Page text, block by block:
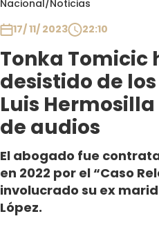
Nacional/Noticias
17/ 11/ 2023
22:10
Tonka Tomicic
desistido de
Luis
de audios
El abogado fue
en 2022 por el “Caso
involucrado su ex
López.
Club De La Comedia
Contigo en Directo
Plan Perfecto
El Tiempo
Sabingo
Todos Los Programas